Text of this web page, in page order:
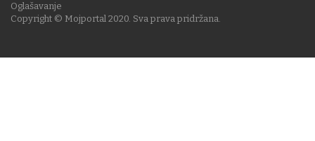
Copyright © Mojportal 2020. Sva prava pridržana.
Oglašavanje